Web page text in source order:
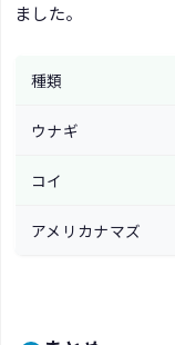
ました。
種類
ウナギ
コイ
アメリカナマズ